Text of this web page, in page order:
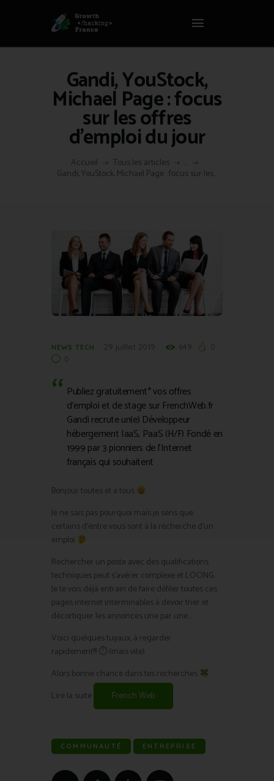
Gandi, YouStock,
Michael Page : focus
sur les offres
d’emploi du jour
Accueil Tous les articles
Gandi, YouStock, Michael Page : focus sur les...
GROWTH HACKING FRANCE
ACCUEIL
HACKS
VOUS ÊTES ?
RESSOURCES
L’AGENCE
ÉTHIQUE
NEWS TECH
Publiez gratuitement* vos offres
d’emploi et de stage sur FrenchWeb.fr
Gandi recrute un(e) Développeur
hébergement IaaS, PaaS (H/F) Fondé en
1999 par 3 pionniers de l’Internet
français qui souhaitent
Bonjour toutes et a tous
Je ne sais pas pourquoi mais je sens que
certains d’entre vous sont à la recherche d’un
emploi
Rechercher un poste avec des qualifications
techniques peut s’avérer complexe et LOONG.
Je te vois déjà entrain de faire défiler toutes ces
pages internet interminables à devoir trier et
décortiquer les annonces une par une…
Voici quelques tuyaux, à regarder
rapidement!!! ⏱ (mais vite)
Alors bonne chance dans tes recherches
Lire la suite
French Web
COMMUNAUTÉ ENTREPRISE